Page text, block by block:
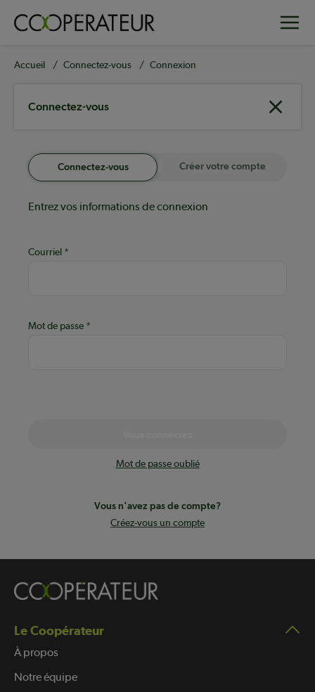
principal
Fil
Accueil Connectez-vous Connexion
Connectez-vous
Connectez-vous Créer votre compte
Entrez vos informations de connexion
Courriel
Mot de passe
Mot de passe oublié
Vous n’avez pas de compte?
Créez-vous un compte
Le Coopérateur
À propos
Notre équipe